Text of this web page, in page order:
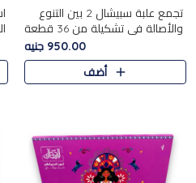
تجمع علبة سبيشال 2 بين التنوع
والأصالة في تشكيلة من 36 قطعة
تضم أشهر حلويات المولد الشرقية.
تحتوي العلبة على الجزرية بالفول،
والجزرية بالبن..
950.00 جنيه
أضف